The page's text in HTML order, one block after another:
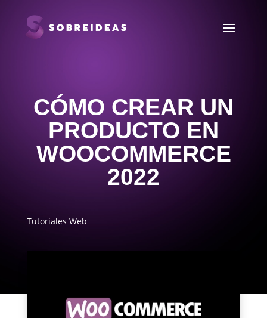
CÓMO CREAR UN
PRODUCTO EN
WOOCOMMERCE
2022
Tutoriales Web